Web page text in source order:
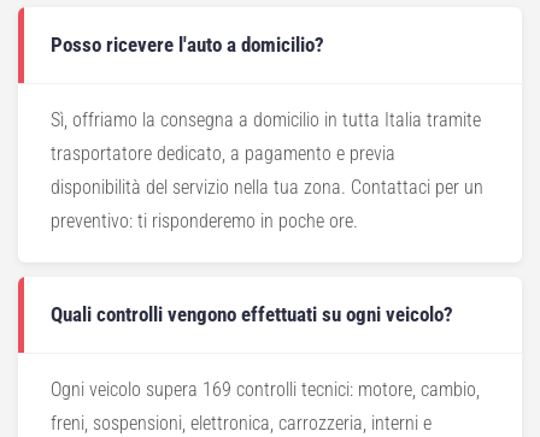
Posso ricevere l'auto a domicilio?
Sì, offriamo la consegna a domicilio in tutta Italia tramite
trasportatore dedicato, a pagamento e previa
disponibilità del servizio nella tua zona. Contattaci per un
preventivo: ti risponderemo in poche ore.
Quali controlli vengono effettuati su ogni veicolo?
Ogni veicolo supera 169 controlli tecnici: motore, cambio,
freni, sospensioni, elettronica, carrozzeria, interni e